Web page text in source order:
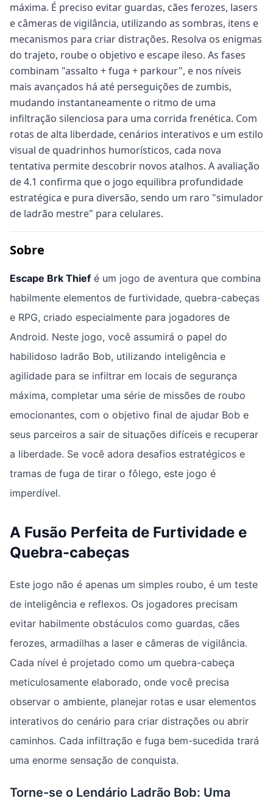
máxima. É preciso evitar guardas, cães ferozes, lasers
e câmeras de vigilância, utilizando as sombras, itens e
mecanismos para criar distrações. Resolva os enigmas
do trajeto, roube o objetivo e escape ileso. As fases
combinam "assalto + fuga + parkour", e nos níveis
mais avançados há até perseguições de zumbis,
mudando instantaneamente o ritmo de uma
infiltração silenciosa para uma corrida frenética. Com
rotas de alta liberdade, cenários interativos e um estilo
visual de quadrinhos humorísticos, cada nova
tentativa permite descobrir novos atalhos. A avaliação
de 4.1 confirma que o jogo equilibra profundidade
estratégica e pura diversão, sendo um raro "simulador
de ladrão mestre" para celulares.
Sobre
Escape Brk Thief é um jogo de aventura que combina
habilmente elementos de furtividade, quebra-cabeças
e RPG, criado especialmente para jogadores de
Android. Neste jogo, você assumirá o papel do
habilidoso ladrão Bob, utilizando inteligência e
agilidade para se infiltrar em locais de segurança
máxima, completar uma série de missões de roubo
emocionantes, com o objetivo final de ajudar Bob e
seus parceiros a sair de situações difíceis e recuperar
a liberdade. Se você adora desafios estratégicos e
tramas de fuga de tirar o fôlego, este jogo é
imperdível.
A Fusão Perfeita de Furtividade e
Quebra-cabeças
Este jogo não é apenas um simples roubo, é um teste
de inteligência e reflexos. Os jogadores precisam
evitar habilmente obstáculos como guardas, cães
ferozes, armadilhas a laser e câmeras de vigilância.
Cada nível é projetado como um quebra-cabeça
meticulosamente elaborado, onde você precisa
observar o ambiente, planejar rotas e usar elementos
interativos do cenário para criar distrações ou abrir
caminhos. Cada infiltração e fuga bem-sucedida trará
uma enorme sensação de conquista.
Torne-se o Lendário Ladrão Bob: Uma